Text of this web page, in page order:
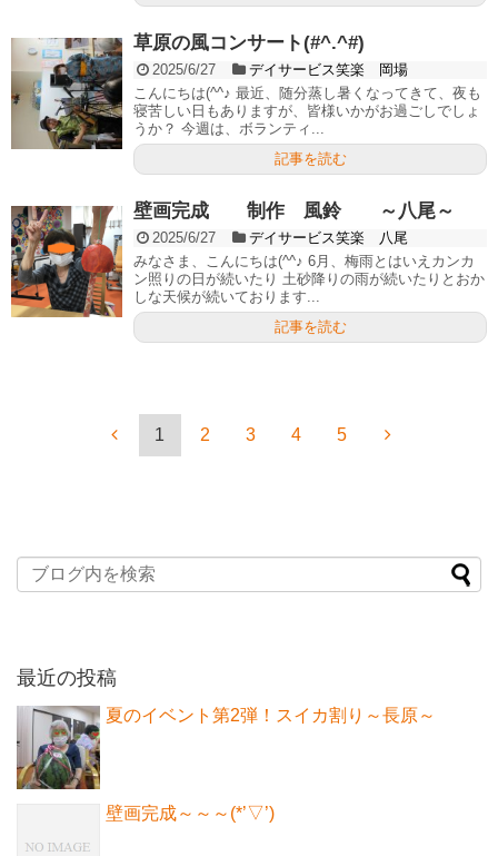
草原の風コンサート(#^.^#)
2025/6/27
デイサービス笑楽 岡場
こんにちは(^^♪ 最近、随分蒸し暑くなってきて、夜も
寝苦しい日もありますが、皆様いかがお過ごしでしょ
うか？ 今週は、ボランティ...
記事を読む
壁画完成 制作 風鈴 ～八尾～
2025/6/27
デイサービス笑楽 八尾
みなさま、こんにちは(^^♪ 6月、梅雨とはいえカンカ
ン照りの日が続いたり 土砂降りの雨が続いたりとおか
しな天候が続いております...
記事を読む
1 2 3 4 5
最近の投稿
夏のイベント第2弾！スイカ割り～長原～
壁画完成～～～(*’▽’)